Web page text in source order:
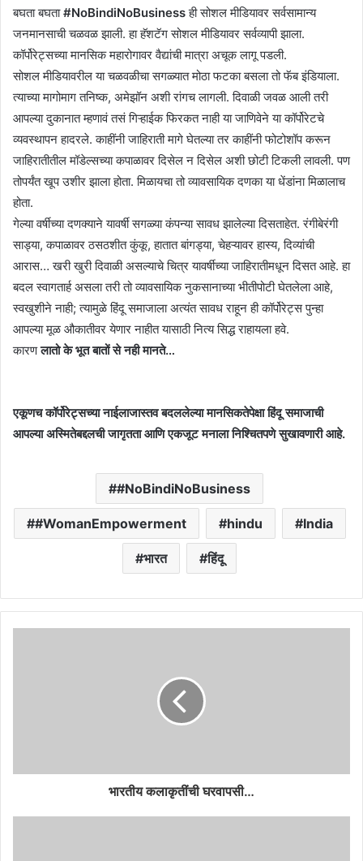
बघता बघता#NoBindiNoBusinessही सोशल मीडियावर सर्वसामान्य
जनमानसाची चळवळ झाली. हा हॅशटॅग सोशल मीडियावर सर्वव्यापी झाला.
कॉर्पोरेट्सच्या मानसिक महारोगावर वैद्यांची मात्रा अचूक लागू पडली.
सोशल मीडियावरील या चळवळीचा सगळ्यात मोठा फटका बसला तो फॅब इंडियाला.
त्याच्या मागोमाग तनिष्क, अमेझॉन अशी रांगच लागली. दिवाळी जवळ आली तरी
आपल्या दुकानात म्हणावं तसं गिऱ्हाईक फिरकत नाही या जाणिवेने या कॉर्पोरेटचे
व्यवस्थापन हादरले. काहींनी जाहिराती मागे घेतल्या तर काहींनी फोटोशॉप करून
जाहिरातीतील मॉडेल्सच्या कपाळावर दिसेल न दिसेल अशी छोटी टिकली लावली. पण
तोपर्यंत खूप उशीर झाला होता. मिळायचा तो व्यावसायिक दणका या धेंडांना मिळालाच
होता.
गेल्या वर्षीच्या दणक्याने यावर्षी सगळ्या कंपन्या सावध झालेल्या दिसताहेत. रंगीबेरंगी
साड्या, कपाळावर ठसठशीत कुंकू, हातात बांगड्या, चेहऱ्यावर हास्य, दिव्यांची
आरास… खरी खुरी दिवाळी असल्याचे चित्र यावर्षीच्या जाहिरातीमधून दिसत आहे. हा
बदल स्वागतार्ह असला तरी तो व्यावसायिक नुकसानाच्या भीतीपोटी घेतलेला आहे,
स्वखुशीने नाही; त्यामुळे हिंदू समाजाला अत्यंत सावध राहून ही कॉर्पोरेट्स पुन्हा
आपल्या मूळ औकातीवर येणार नाहीत यासाठी नित्य सिद्ध राहायला हवे.
कारणलातो के भूत बातों से नही मानते…
एकूणच कॉर्पोरेट्सच्या नाईलाजास्तव बदललेल्या मानसिकतेपेक्षा हिंदू समाजाची
आपल्या अस्मितेबद्दलची जागृतता आणि एकजूट मनाला निश्चितपणे सुखावणारी आहे.
#NoBindiNoBusiness
#WomanEmpowerment hindu India
भारत हिंदू
भारतीय कलाकृतींची घरवापसी…